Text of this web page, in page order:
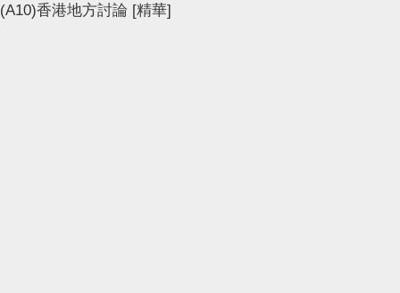
(A10)香港地方討論 [精華]